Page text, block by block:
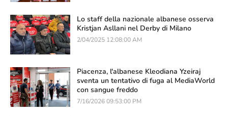
Lo staff della nazionale albanese osserva
Kristjan Asllani nel Derby di Milano
2/04/2025 12:08:00 AM
Piacenza, l'albanese Kleodiana Yzeiraj
sventa un tentativo di fuga al MediaWorld
con sangue freddo
7/16/2026 09:53:00 PM